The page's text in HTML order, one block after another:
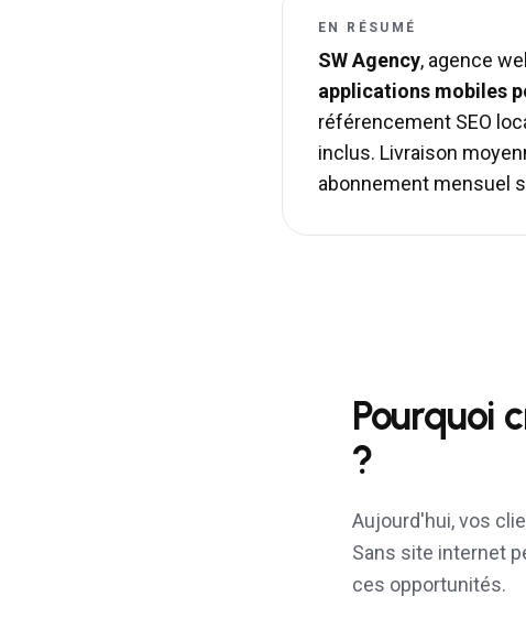
EN RÉSUMÉ
SW Agency, agence
applications mobiles
référencement SEO
inclus. Livraison
abonnement mensuel
Pourquoi
?
Aujourd'hui, vos
Sans site internet
ces opportunités.